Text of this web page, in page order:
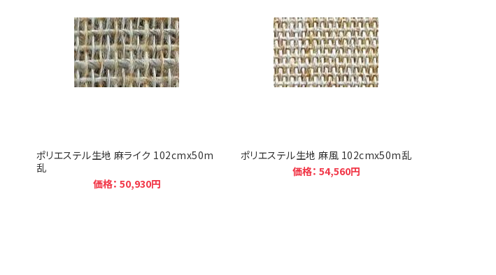
ポリエステル生地 麻ライク 102cmx50m
乱
価格： 50,930円
ポリエステル生地 麻風 102cmx50m乱
価格： 54,560円